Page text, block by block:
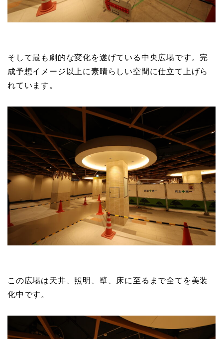
そして最も劇的な変化を遂げている中央広場です。完
成予想イメージ以上に素晴らしい空間に仕立て上げら
れています。
この広場は天井、照明、壁、床に至るまで全てを美装
化中です。